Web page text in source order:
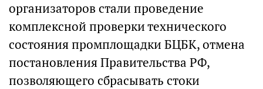
организаторов стали проведение
комплексной проверки технического
состояния промплощадки БЦБК, отмена
постановления Правительства РФ,
позволяющего сбрасывать стоки